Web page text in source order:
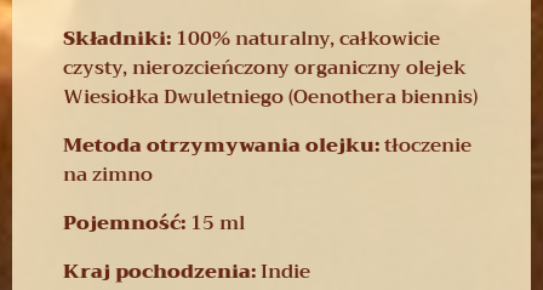
Składniki: 100% naturalny, całkowicie
czysty, nierozcieńczony organiczny olejek
Wiesiołka Dwuletniego (Oenothera biennis)
Metoda otrzymywania olejku:tłoczenie
na zimno
Pojemność: 15 ml
Kraj pochodzenia:Indie